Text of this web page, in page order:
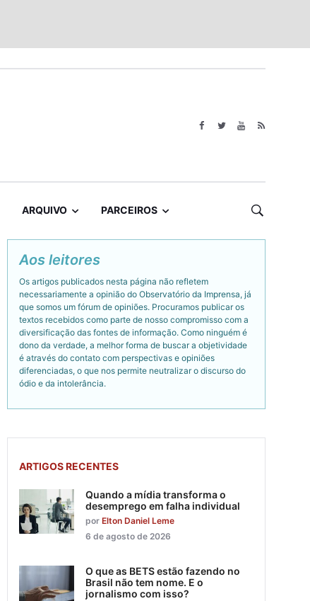
ARQUIVO PARCEIROS
Aos leitores
Os artigos publicados nesta página não refletem
necessariamente a opinião do Observatório da Imprensa, já
que somos um fórum de opiniões. Procuramos publicar os
textos recebidos como parte de nosso compromisso com a
diversificação das fontes de informação. Como ninguém é
dono da verdade, a melhor forma de buscar a objetividade
é através do contato com perspectivas e opiniões
diferenciadas, o que nos permite neutralizar o discurso do
ódio e da intolerância.
ARTIGOS RECENTES
Quando a mídia transforma o
desemprego em falha individual
por Elton Daniel Leme
6 de agosto de 2026
O que as BETS estão fazendo no
Brasil não tem nome. E o
jornalismo com isso?